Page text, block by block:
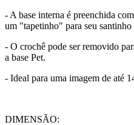
- A base interna é preenchida
um "tapetinho" para seu
- O crochê pode ser removido
a base Pet.
- Ideal para uma imagem de até
DIMENSÃO: